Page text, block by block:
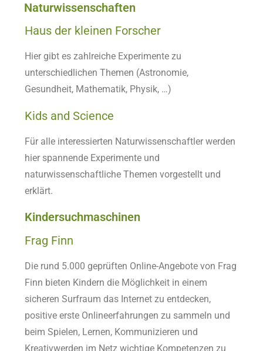
Naturwissenschaften
Haus der kleinen Forscher
Hier gibt es zahlreiche Experimente zu
unterschiedlichen Themen (Astronomie,
Gesundheit, Mathematik, Physik, …)
Kids and Science
Für alle interessierten Naturwissenschaftler werden
hier spannende Experimente und
naturwissenschaftliche Themen vorgestellt und
erklärt.
Kindersuchmaschinen
Frag Finn
Die rund 5.000 geprüften Online-Angebote von Frag
Finn bieten Kindern die Möglichkeit in einem
sicheren Surfraum das Internet zu entdecken,
positive erste Onlineerfahrungen zu sammeln und
beim Spielen, Lernen, Kommunizieren und
Kreativwerden im Netz wichtige Kompetenzen zu